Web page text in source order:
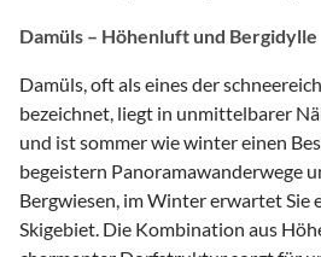
Damüls – Höhenluft und Bergidylle
Damüls, oft als eines der
bezeichnet, liegt in unmittelbarer
und ist sommer wie winter einen
begeistern Panoramawanderwege
Bergwiesen, im Winter erwartet Sie
Skigebiet. Die Kombination aus